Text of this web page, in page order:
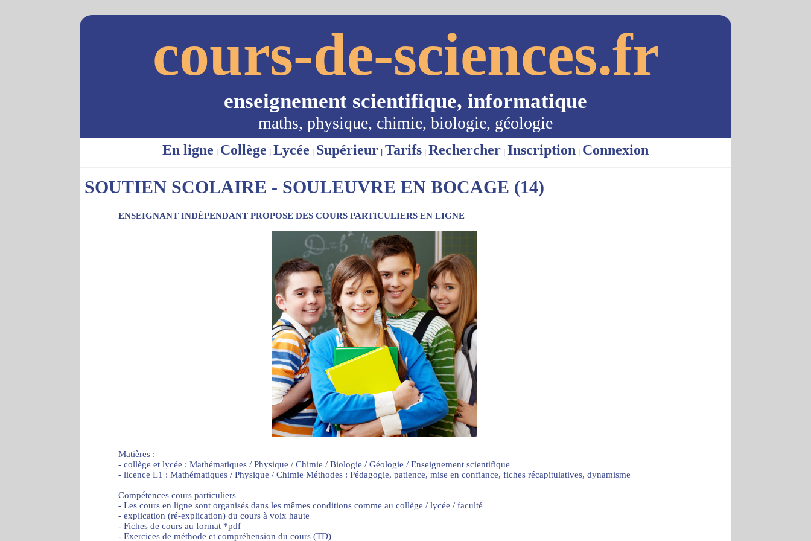
cours-de-sciences.fr
enseignement scientifique, informatique
maths, physique, chimie, biologie, géologie
En ligne | Collège | Lycée | Supérieur | Tarifs | Rechercher | Inscription | Connexion
SOUTIEN SCOLAIRE - SOULEUVRE EN BOCAGE (14)
ENSEIGNANT INDÉPENDANT PROPOSE DES COURS PARTICULIERS EN LIGNE
Matières :
- collège et lycée : Mathématiques / Physique / Chimie / Biologie / Géologie / Enseignement scientifique
- licence L1 : Mathématiques / Physique / Chimie Méthodes : Pédagogie, patience, mise en confiance, fiches récapitulatives, dynamisme
Compétences cours particuliers
- Les cours en ligne sont organisés dans les mêmes conditions comme au collège / lycée / faculté
- explication (ré-explication) du cours à voix haute
- Fiches de cours au format *pdf
- Exercices de méthode et compréhension du cours (TD)